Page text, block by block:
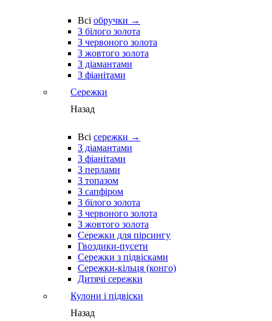
Всі обручки →
З білого золота
З червоного золота
З жовтого золота
З діамантами
З фіанітами
Сережки
Назад
Всі сережки →
З діамантами
З фіанітами
З перлами
З топазом
З сапфіром
З білого золота
З червоного золота
З жовтого золота
Сережки для пірсингу
Гвоздики-пусети
Сережки з підвісками
Сережки-кільця (конго)
Дитячі сережки
Кулони і підвіски
Назад